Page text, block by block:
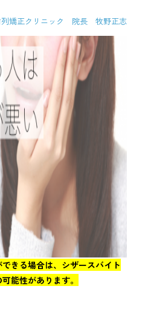
列矯正クリニック 院長 牧野正志
きる場合は、シザースバイト
能性があります。